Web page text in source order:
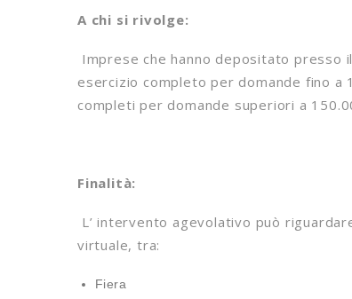
A chi si rivolge:
Imprese che hanno depositato presso
esercizio completo per domande fino a
completi per domande superiori a
Finalità:
L’ intervento agevolativo può
virtuale, tra:
Fiera